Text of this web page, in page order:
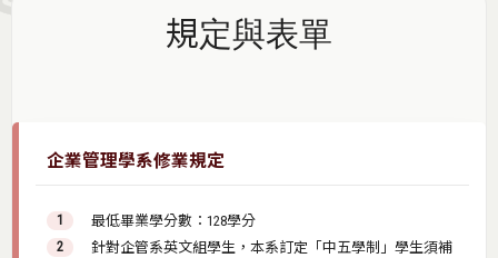
規定與表單
企業管理學系修業規定
最低畢業學分數：128學分
針對企管系英文組學生，本系訂定「中五學制」學生須補